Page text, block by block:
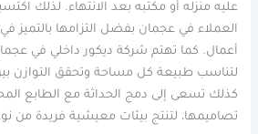
عليه منزله أو مكتبه بعد الانتهاء. لذلك
العملاء في عجمان بفضل التزامها بالتميز
أعمال. كما تهتم شركة ديكور داخلي في عجمان
لتناسب طبيعة كل مساحة وتحقق التوازن
كذلك تسعى إلى دمج الحداثة مع الطابع
تصاميمها، لتنتج بيئات معيشية فريدة من